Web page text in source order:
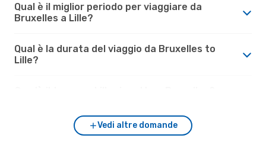
Qual è il miglior periodo per viaggiare da
Bruxelles a Lille?
Qual è la durata del viaggio da Bruxelles to
Lille?
Vedi altre domande